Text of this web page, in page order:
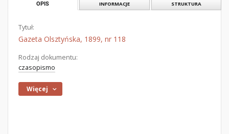
OPIS INFORMACJE STRUKTURA
Tytuł:
Gazeta Olsztyńska, 1899, nr 118
Rodzaj dokumentu:
czasopismo
Więcej